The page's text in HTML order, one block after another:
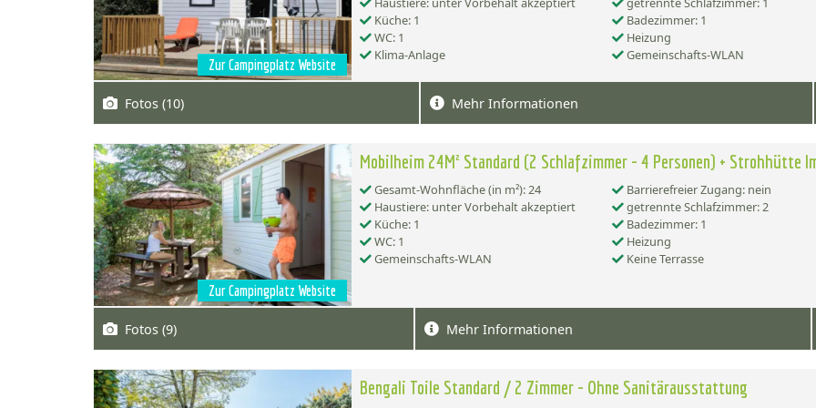
Zur Campingplatz Website
Küche: 1
Badezimmer: 1
WC: 1
Heizung
Klima-Anlage
Gemeinschafts-WLAN
Fotos (10) Mehr Informationen
Zur Campingplatz Website
Mobilheim 24M² Standard (2 Schlafzimmer - 4 Personen) + Strohhütte
Gesamt-Wohnfläche (in m²): 24
Barrierefreier Zugang: nein
Haustiere: unter Vorbehalt akzeptiert
getrennte Schlafzimmer: 2
Küche: 1
Badezimmer: 1
WC: 1
Heizung
Gemeinschafts-WLAN
Keine Terrasse
Fotos (9) Mehr Informationen
Bengali Toile Standard / 2 Zimmer - Ohne Sanitärausstattung